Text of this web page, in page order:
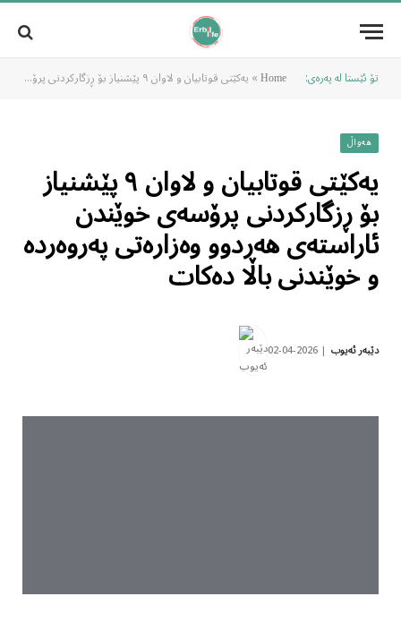
تۆ ئێستا لە پەرەی: Home
» یەکێتی قوتابیان و لاوان ٩ پێشنیاز بۆ ڕزگارکردنی پرۆسەی خوێندن ئاراستەی هەردوو وەزارەتی پەروەردە و خوێندنی باڵا دەکات
هەواڵ
یەکێتی قوتابیان و لاوان ٩ پێشنیاز
بۆ ڕزگارکردنی پرۆسەی خوێندن
ئاراستەی هەردوو وەزارەتی پەروەردە
و خوێندنی باڵا دەکات
دێبەر ئەیوب 2026-04-02